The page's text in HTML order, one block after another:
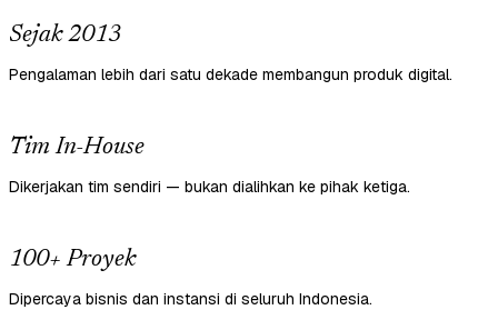
Sejak 2013
Pengalaman lebih dari satu dekade membangun produk digital.
Tim In-House
Dikerjakan tim sendiri — bukan dialihkan ke pihak ketiga.
100+ Proyek
Dipercaya bisnis dan instansi di seluruh Indonesia.